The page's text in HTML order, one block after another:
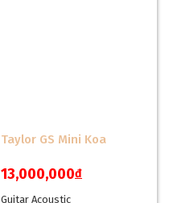
Taylor GS Mini Koa
13,000,000đ
Guitar Acoustic